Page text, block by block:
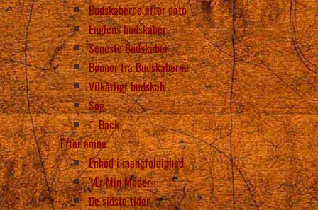
Budskaberne efter dato
Englens budskaber
Seneste Budskaber
Bønner fra Budskaberne
Vilkårligt budskab
Søg
Back
Efter emne
Enhed i mangfoldighed
“Ær Min Moder
De sidste tider